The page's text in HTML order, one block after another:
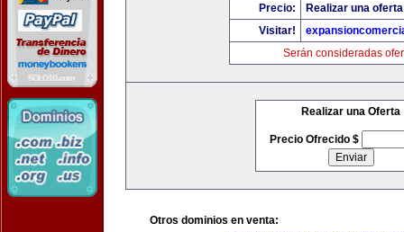
Precio:
Realizar una
Visitar!
Serán consideradas
Realizar una Oferta
Precio Ofrecido $
Otros dominios en venta: